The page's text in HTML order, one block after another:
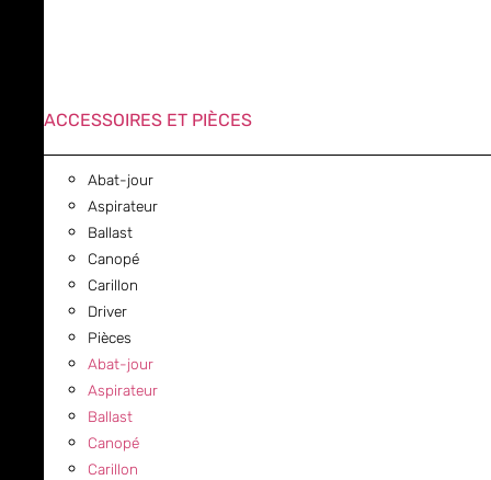
ACCESSOIRES ET PIÈCES
Abat-jour
Aspirateur
Ballast
Canopé
Carillon
Driver
Pièces
Abat-jour
Aspirateur
Ballast
Canopé
Carillon